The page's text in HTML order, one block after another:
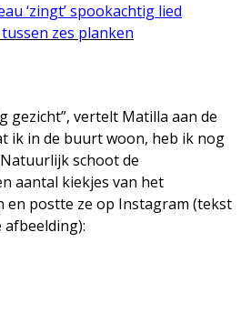
‘zingt’ spookachtig lied
zes planken
gezicht”, vertelt Matilla aan de
ik in de buurt woon, heb ik nog
schoot de
aantal kiekjes van het
en postte ze op Instagram (tekst